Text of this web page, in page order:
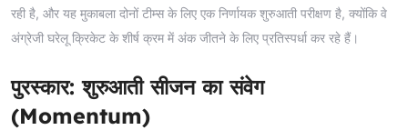
रही है, और यह मुकाबला दोनों टीम्स के लिए एक निर्णायक शुरुआती परीक्षण है, क्योंकि वे
अंग्रेजी घरेलू क्रिकेट के शीर्ष क्रम में अंक जीतने के लिए प्रतिस्पर्धा कर रहे हैं।
पुरस्कार: शुरुआती सीजन का संवेग
(Momentum)